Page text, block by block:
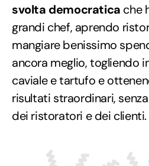
svolta democratica che
grandi chef, aprendo
mangiare benissimo
ancora meglio, togliendo
caviale e tartufo e
risultati straordinari,
dei ristoratori e dei clienti.